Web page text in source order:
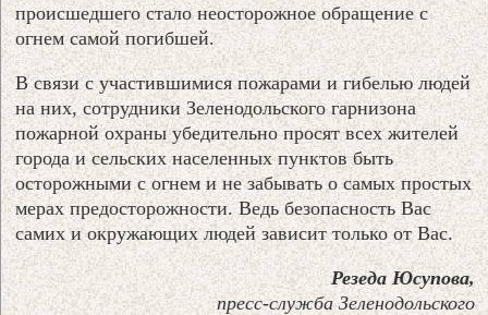
происшедшего стало неосторожное обращение с
огнем самой погибшей.
В связи с участившимися пожарами и гибелью людей
на них, сотрудники Зеленодольского гарнизона
пожарной охраны убедительно просят всех жителей
города и сельских населенных пунктов быть
осторожными с огнем и не забывать о самых простых
мерах предосторожности. Ведь безопасность Вас
самих и окружающих людей зависит только от Вас.
Резеда Юсупова,
пресс-служба Зеленодольского